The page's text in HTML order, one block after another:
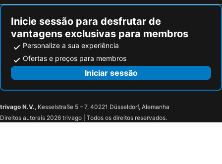
Inicie sessão para desfrutar de
vantagens exclusivas para membros
Personalize a sua experiência
Ofertas e preços para membros
Iniciar sessão
trivago N.V., Kesselstraße 5 – 7, 40221 Düsseldorf, Alemanha
Direitos autorais 2026 trivago | Todos os direitos reservados.